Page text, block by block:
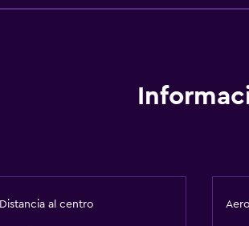
Distancia al centro